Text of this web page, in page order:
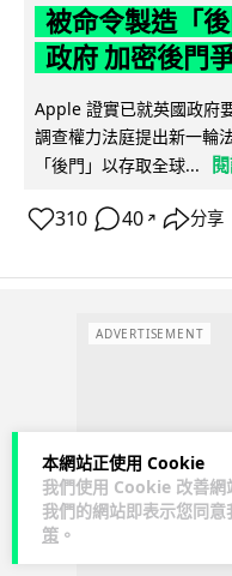
本網站正使用 Cookie
我們使用 Cookie 改善網
我們的網站即表示您同意
策 。
被命令製造「
政府 加密後門
Apple 證實已就英國政府
調查權力法庭提出新一輪
「後門」以存取全球...
310 40 ↗ 分享
ADVERTISEMENT